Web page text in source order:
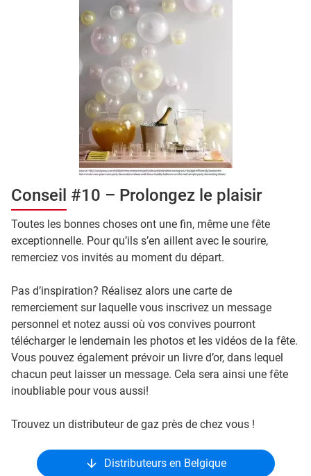
Conseil #10 – Prolongez le plaisir
Toutes les bonnes choses ont une fin, même une fête
exceptionnelle. Pour qu’ils s’en aillent avec le sourire,
remerciez vos invités au moment du départ.
Pas d’inspiration? Réalisez alors une carte de
remerciement sur laquelle vous inscrivez un message
personnel et notez aussi où vos convives pourront
télécharger le lendemain les photos et les vidéos de la fête.
Vous pouvez également prévoir un livre d’or, dans lequel
chacun peut laisser un message. Cela sera ainsi une fête
inoubliable pour vous aussi!
Trouvez un distributeur de gaz près de chez vous !
Distributeurs en Belgique